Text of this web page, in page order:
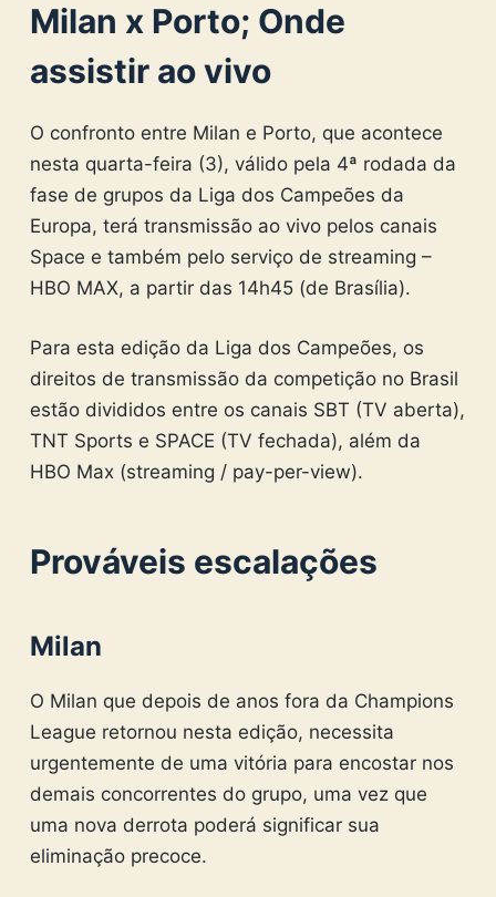
Milan x Porto; Onde
assistir ao vivo
O confronto entre Milan e Porto, que acontece
nesta quarta-feira (3), válido pela 4ª rodada da
fase de grupos da Liga dos Campeões da
Europa, terá transmissão ao vivo pelos canais
Space e também pelo serviço de streaming –
HBO MAX, a partir das 14h45 (de Brasília).
Para esta edição da Liga dos Campeões, os
direitos de transmissão da competição no Brasil
estão divididos entre os canais SBT (TV aberta),
TNT Sports e SPACE (TV fechada), além da
HBO Max (streaming / pay-per-view).
Prováveis escalações
Milan
O Milan que depois de anos fora da Champions
League retornou nesta edição, necessita
urgentemente de uma vitória para encostar nos
demais concorrentes do grupo, uma vez que
uma nova derrota poderá significar sua
eliminação precoce.